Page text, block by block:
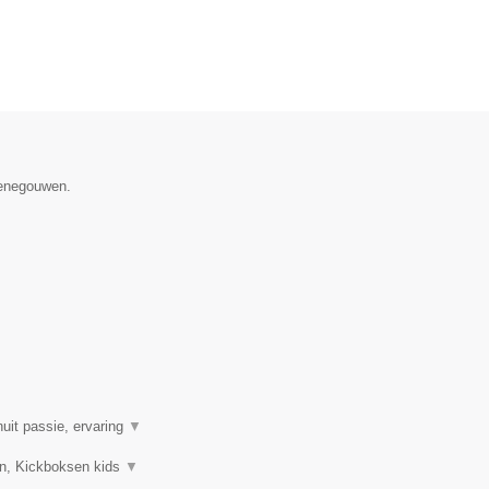
passie, ervaring ▼
Kickboksen kids ▼